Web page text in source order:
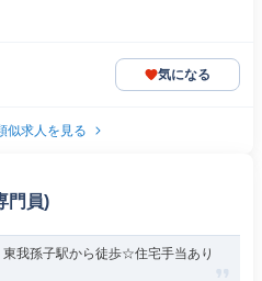
気になる
似求人を見る
門員)
東我孫子駅から徒歩☆住宅手当あり